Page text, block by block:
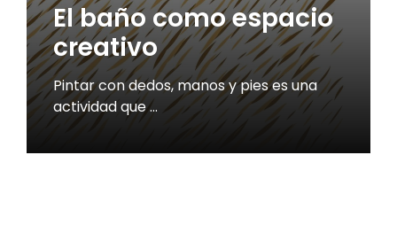
El baño como espacio
creativo
Pintar con dedos, manos y pies es una
actividad que …